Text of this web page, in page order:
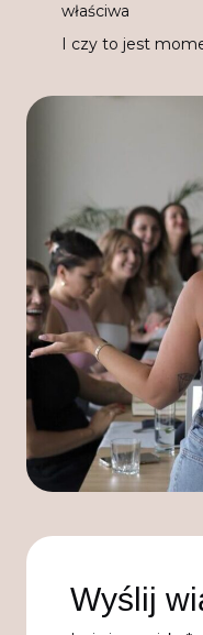
właściwa
I czy to jest
Wyślij